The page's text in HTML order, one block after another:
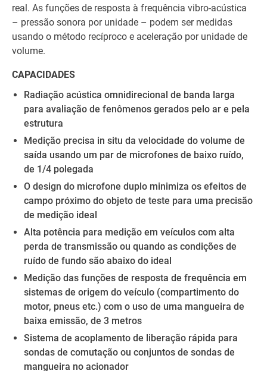
real. As funções de resposta à frequência vibro-acústica
– pressão sonora por unidade – podem ser medidas
usando o método recíproco e aceleração por unidade de
volume.
CAPACIDADES
Radiação acústica omnidirecional de banda larga
para avaliação de fenômenos gerados pelo ar e pela
estrutura
Medição precisa in situ da velocidade do volume de
saída usando um par de microfones de baixo ruído,
de 1/4 polegada
O design do microfone duplo minimiza os efeitos de
campo próximo do objeto de teste para uma precisão
de medição ideal
Alta potência para medição em veículos com alta
perda de transmissão ou quando as condições de
ruído de fundo são abaixo do ideal
Medição das funções de resposta de frequência em
sistemas de origem do veículo (compartimento do
motor, pneus etc.) com o uso de uma mangueira de
baixa emissão, de 3 metros
Sistema de acoplamento de liberação rápida para
sondas de comutação ou conjuntos de sondas de
mangueira no acionador